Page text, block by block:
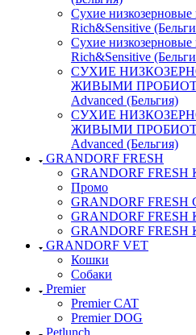
Сухие
Rich&Sensitive
Сухие низкозерновые
Rich&Sensitive
СУХИЕ
ЖИВЫМИ
Advanced (Бельгия)
СУХИЕ
ЖИВЫМИ
Advanced (Бельгия)
GRANDORF FRESH
GRANDORF FRESH
Промо
GRANDORF FRESH
GRANDORF FRESH
GRANDORF FRESH
GRANDORF VET
Кошки
Собаки
Premier
Premier CAT
Premier DOG
Petlunch